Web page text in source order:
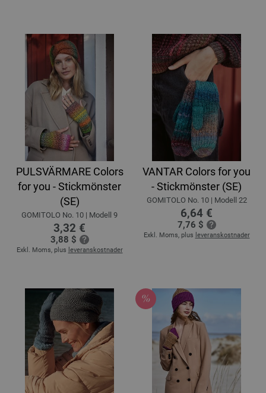
PULSVÄRMARE Colors
for you - Stickmönster
(SE)
GOMITOLO No. 10 | Modell 9
3,32 €
3,88 $
Exkl. Moms, plus leveranskostnader
VANTAR Colors for you
- Stickmönster (SE)
GOMITOLO No. 10 | Modell 22
6,64 €
7,76 $
Exkl. Moms, plus leveranskostnader